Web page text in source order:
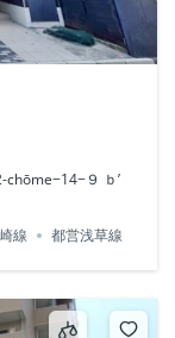
９ ｂ’
線 都営浅草線